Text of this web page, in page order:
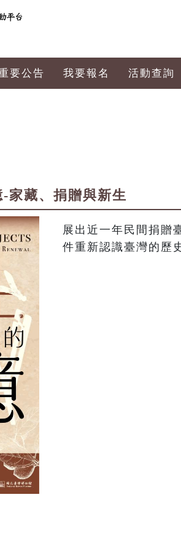
要公告 我要報名 活動查詢
家藏、捐贈與新生
展出近一年民間捐贈
件重新認識臺灣的歷